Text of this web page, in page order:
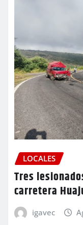
LOCALES
Tres
carretera
igavec